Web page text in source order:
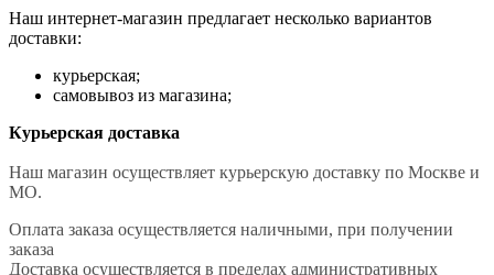
Наш интернет-магазин предлагает несколько вариантов
доставки:
курьерская;
самовывоз из магазина;
Курьерская доставка
Наш магазин осуществляет курьерскую доставку по Москве и
МО.
Оплата заказа осуществляется наличными, при получении
заказа
Доставка осуществляется в пределах административных